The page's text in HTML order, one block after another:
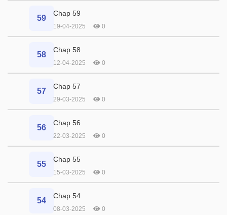
59
Chap 59
19-04-2025 0
58
Chap 58
12-04-2025 0
57
Chap 57
29-03-2025 0
56
Chap 56
22-03-2025 0
55
Chap 55
15-03-2025 0
54
Chap 54
08-03-2025 0